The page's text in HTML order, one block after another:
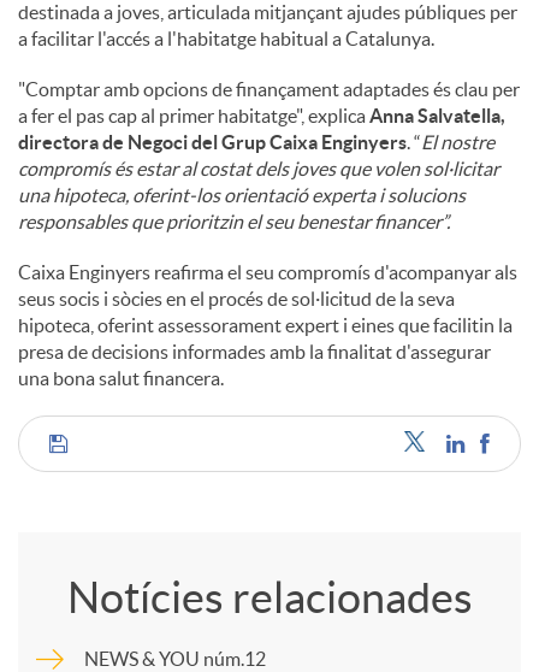
destinada a joves, articulada mitjançant ajudes públiques per
a facilitar l'accés a l'habitatge habitual a Catalunya.
"Comptar amb opcions de finançament adaptades és clau per
a fer el pas cap al primer habitatge", explicaAnna Salvatella,
directora de Negoci del Grup Caixa Enginyers. “El nostre
compromís és estar al costat dels joves que volen sol·licitar
una hipoteca, oferint-los orientació experta i solucions
responsables que prioritzin el seu benestar financer”.
Caixa Enginyers reafirma el seu compromís d'acompanyar als
seus socis i sòcies en el procés de sol·licitud de la seva
hipoteca, oferint assessorament expert i eines que facilitin la
presa de decisions informades amb la finalitat d'assegurar
una bona salut financera.
C
m
Notícies relacionades
NEWS & YOU núm.12